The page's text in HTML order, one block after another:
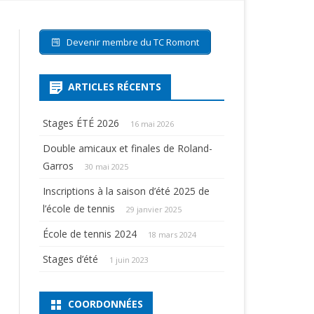
Devenir membre du TC Romont
ARTICLES RÉCENTS
Stages ÉTÉ 2026 16 mai 2026
Double amicaux et finales de Roland-
Garros
30 mai 2025
Inscriptions à la saison d’été 2025 de
l’école de tennis
29 janvier 2025
École de tennis 2024 18 mars 2024
Stages d’été 1 juin 2023
COORDONNÉES